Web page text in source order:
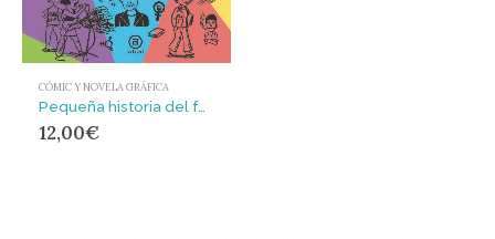
CÓMIC Y NOVELA GRÁFICA
Pequeña historia del feminismo : en el contexto euro-norteamericano
12,00€